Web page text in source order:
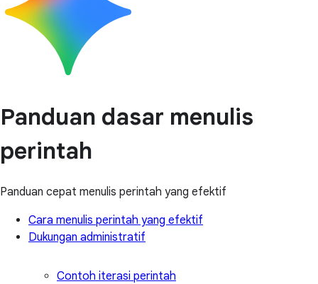
Panduan dasar menulis
perintah
Panduan cepat menulis perintah yang efektif
Cara menulis perintah yang efektif
Dukungan administratif
Contoh iterasi perintah